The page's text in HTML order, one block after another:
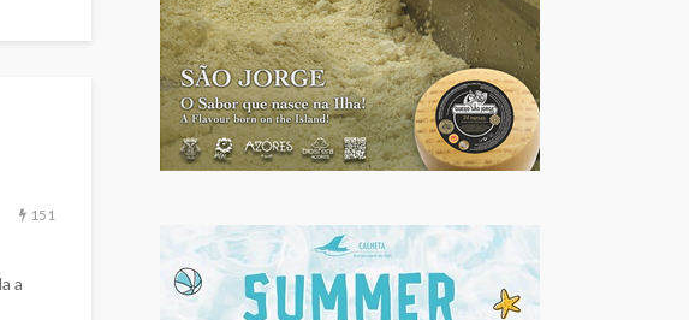
151
a